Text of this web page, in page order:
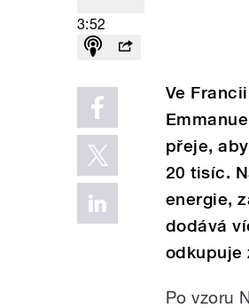
3:52
Ve
přeje,
20 tisíc.
energie,
dodává
odkupuje
Po vzoru